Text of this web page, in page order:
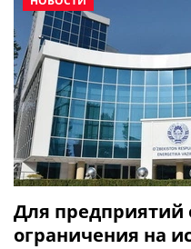
Для
ограничения на